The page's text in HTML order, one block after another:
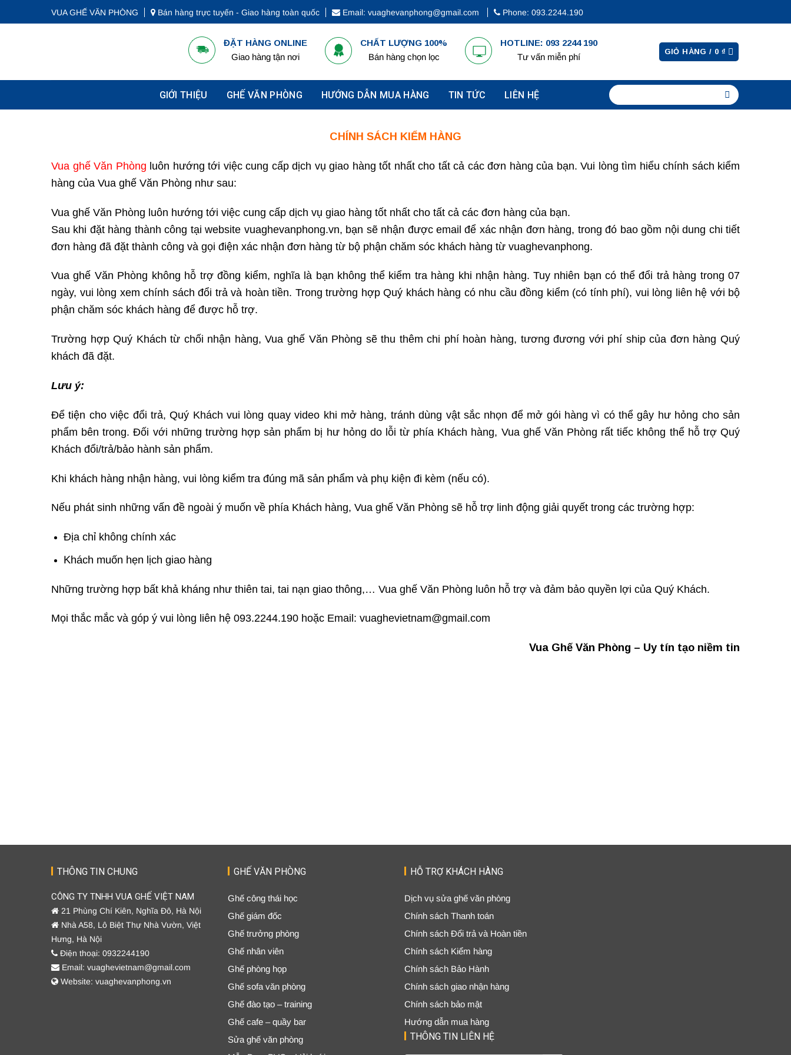
qua
VUA GHẾ VĂN PHÒNG Bán hàng trực tuyến - Giao hàng toàn quốc Email: vuaghevanphong@gmail.com Phone: 093.2244.190
ĐẶT HÀNG ONLINE
Giao hàng tận nơi
CHẤT LƯỢNG 100%
Bán hàng chọn lọc
HOTLINE: 093 2244 190
Tư vấn miễn phí
GIỎ HÀNG / 0 ₫
GIỚI THIỆU GHẾ VĂN PHÒNG HƯỚNG DẪN MUA HÀNG TIN TỨC LIÊN HỆ
CHÍNH SÁCH KIỂM HÀNG
Vua ghế Văn Phòng luôn hướng tới việc cung cấp dịch vụ giao hàng tốt nhất cho tất cả các đơn hàng của bạn. Vui lòng tìm hiểu chính sách kiểm
hàng của Vua ghế Văn Phòng như sau:
Vua ghế Văn Phòng luôn hướng tới việc cung cấp dịch vụ giao hàng tốt nhất cho tất cả các đơn hàng của bạn.
Sau khi đặt hàng thành công tại website vuaghevanphong.vn, bạn sẽ nhận được email để xác nhận đơn hàng, trong đó bao gồm nội dung chi tiết
đơn hàng đã đặt thành công và gọi điện xác nhận đơn hàng từ bộ phận chăm sóc khách hàng từ vuaghevanphong.
Vua ghế Văn Phòng không hỗ trợ đồng kiểm, nghĩa là bạn không thể kiểm tra hàng khi nhận hàng. Tuy nhiên bạn có thể đổi trả hàng trong 07
ngày, vui lòng xem chính sách đổi trả và hoàn tiền. Trong trường hợp Quý khách hàng có nhu cầu đồng kiểm (có tính phí), vui lòng liên hệ với bộ
phận chăm sóc khách hàng để được hỗ trợ.
Trường hợp Quý Khách từ chối nhận hàng, Vua ghế Văn Phòng sẽ thu thêm chi phí hoàn hàng, tương đương với phí ship của đơn hàng Quý
khách đã đặt.
Lưu ý:
Để tiện cho việc đổi trả, Quý Khách vui lòng quay video khi mở hàng, tránh dùng vật sắc nhọn để mở gói hàng vì có thể gây hư hỏng cho sản
phẩm bên trong. Đối với những trường hợp sản phẩm bị hư hỏng do lỗi từ phía Khách hàng, Vua ghế Văn Phòng rất tiếc không thể hỗ trợ Quý
Khách đổi/trả/bảo hành sản phẩm.
Khi khách hàng nhận hàng, vui lòng kiểm tra đúng mã sản phẩm và phụ kiện đi kèm (nếu có).
Nếu phát sinh những vấn đề ngoài ý muốn về phía Khách hàng, Vua ghế Văn Phòng sẽ hỗ trợ linh động giải quyết trong các trường hợp:
Địa chỉ không chính xác
Khách muốn hẹn lịch giao hàng
Những trường hợp bất khả kháng như thiên tai, tai nạn giao thông,… Vua ghế Văn Phòng luôn hỗ trợ và đảm bảo quyền lợi của Quý Khách.
Mọi thắc mắc và góp ý vui lòng liên hệ 093.2244.190 hoặc Email: vuaghevietnam@gmail.com
Vua Ghế Văn Phòng – Uy tín tạo niềm tin
THÔNG TIN CHUNG
CÔNG TY TNHH VUA GHẾ VIỆT NAM
21 Phùng Chí Kiên, Nghĩa Đô, Hà Nội
Nhà A58, Lô Biệt Thự Nhà Vườn, Việt
Hưng, Hà Nội
Điện thoại: 0932244190
Email: vuaghevietnam@gmail.com
Website: vuaghevanphong.vn
GHẾ VĂN PHÒNG
Ghế công thái học
Ghế giám đốc
Ghế trưởng phòng
Ghế nhân viên
Ghế phòng họp
Ghế sofa văn phòng
Ghế đào tạo – training
Ghế cafe – quầy bar
Sửa ghế văn phòng
HỖ TRỢ KHÁCH HÀNG
Dịch vụ sửa ghế văn phòng
Chính sách Thanh toán
Chính sách Đổi trả và Hoàn tiền
Chính sách Kiểm hàng
Chính sách Bảo Hành
Chính sách giao nhận hàng
Chính sách bảo mật
Hướng dẫn mua hàng
THÔNG TIN LIÊN HỆ